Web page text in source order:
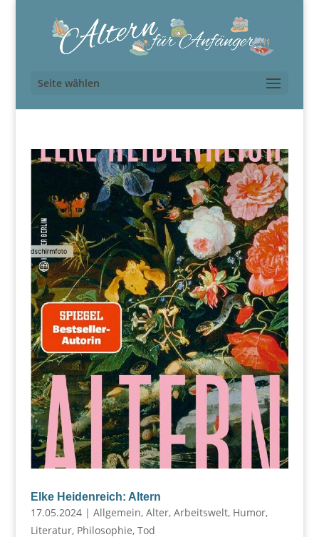
Seite wählen
Elke Heidenreich: Altern
17.05.2024| Allgemein, Alter, Arbeitswelt, Humor,
Literatur, Philosophie, Tod